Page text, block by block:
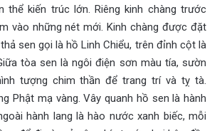
thể kiến trúc lớn. Riêng kinh chàng trước
vào những nét mới. Kinh chàng được đặt
sen gọi là hồ Linh Chiểu, trên đỉnh cột là
tòa sen là ngôi điện sơn màu tía, sườn
tượng chim thần để trang trí và tỵ tà.
Phật mạ vàng. Vây quanh hồ sen là hành
hành lang là hào nước xanh biếc, mỗi